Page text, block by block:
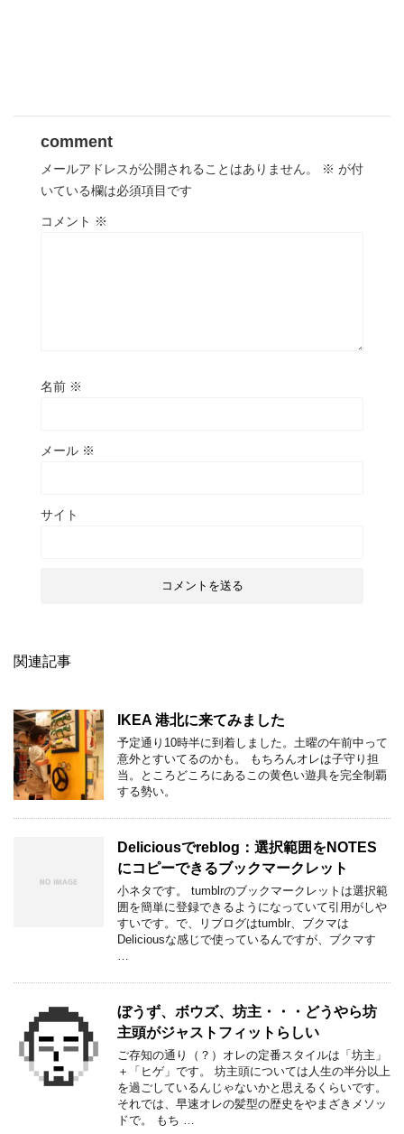
comment
メールアドレスが公開されることはありません。 ※ が付
いている欄は必須項目です
コメント ※
名前 ※
メール ※
サイト
関連記事
IKEA 港北に来てみました
予定通り10時半に到着しました。土曜の午前中って
意外とすいてるのかも。 もちろんオレは子守り担
当。ところどころにあるこの黄色い遊具を完全制覇
する勢い。
Deliciousでreblog：選択範囲をNOTES
にコピーできるブックマークレット
小ネタです。 tumblrのブックマークレットは選択範
囲を簡単に登録できるようになっていて引用がしや
すいです。で、リブログはtumblr、ブクマは
Deliciousな感じで使っているんですが、ブクマす
ぼうず、ボウズ、坊主・・・どうやら坊
主頭がジャストフィットらしい
ご存知の通り（？）オレの定番スタイルは「坊主」
＋「ヒゲ」です。 坊主頭については人生の半分以上
を過ごしているんじゃないかと思えるくらいです。
それでは、早速オレの髪型の歴史をやまざきメソッ
ドで。 もち …